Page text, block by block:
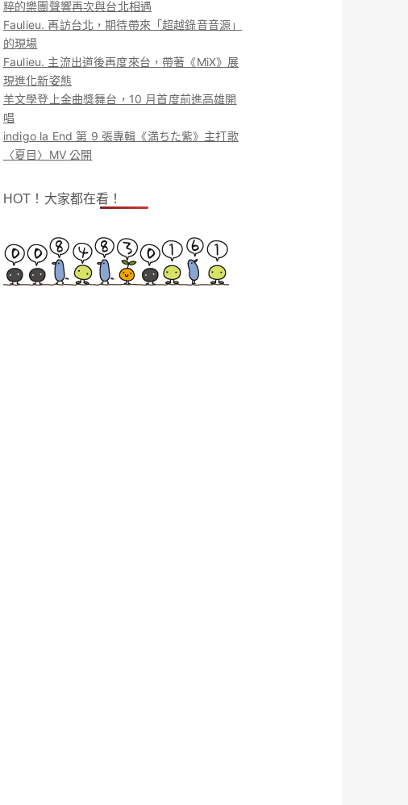
粹的樂團聲響再次與台北相遇
Faulieu. 再訪台北，期待帶來「超越錄音音源」
的現場
Faulieu. 主流出道後再度來台，帶著《MiX》展
現進化新姿態
羊文學登上金曲獎舞台，10 月首度前進高雄開
唱
indigo la End 第 9 張專輯《満ちた紫》主打歌
〈夏目〉MV 公開
HOT！大家都在看！